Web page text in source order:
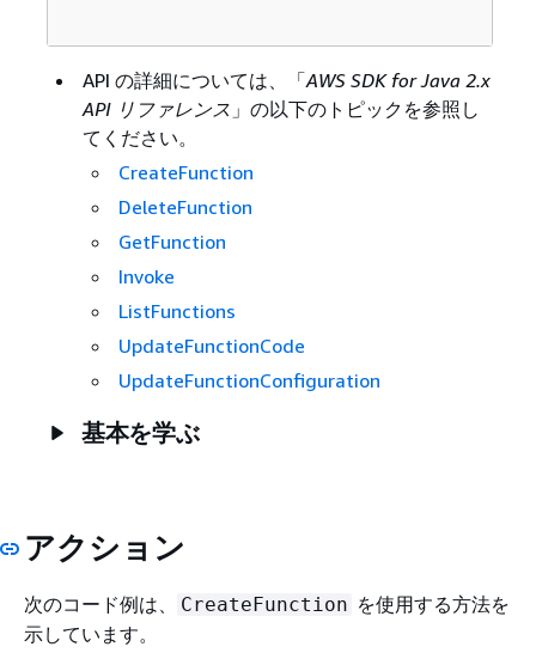
API の詳細については、「AWS SDK for Java 2.x
API リファレンス 」の以下のトピックを参照し
てください。
CreateFunction
DeleteFunction
GetFunction
Invoke
ListFunctions
UpdateFunctionCode
UpdateFunctionConfiguration
基本を学ぶ
アクション
次のコード例は、 CreateFunction を使用する方法を
示しています。